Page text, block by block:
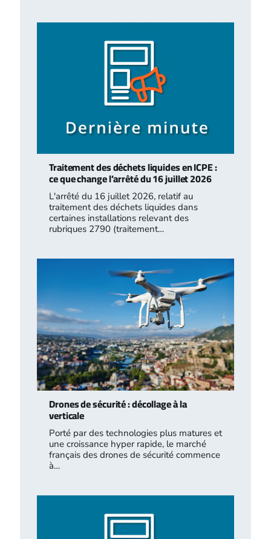
Traitement des déchets liquides en ICPE :
ce que change l’arrêté du 16 juillet 2026
L'arrêté du 16 juillet 2026, relatif au
traitement des déchets liquides dans
certaines installations relevant des
rubriques 2790 (traitement…
Drones de sécurité : décollage à la
verticale
Porté par des technologies plus matures et
une croissance hyper rapide, le marché
français des drones de sécurité commence
à…